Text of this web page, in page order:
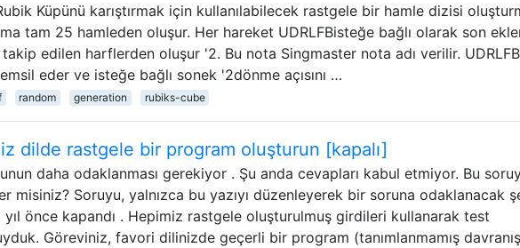
Küpünü karıştırmak için kullanılabilecek rastgele bir hamle dizisi
tam 25 hamleden oluşur. Her hareket UDRLFBisteğe bağlı olarak son
edilen harflerden oluşur '2. Bu nota Singmaster nota adı verilir.
eder ve isteğe bağlı sonek '2dönme açısını …
random generation rubiks-cube
dilde rastgele bir program oluşturun [kapalı]
daha odaklanması gerekiyor . Şu anda cevapları kabul etmiyor. Bu
misiniz? Soruyu, yalnızca bu yazıyı düzenleyerek bir soruna odaklanacak
önce kapandı . Hepimiz rastgele oluşturulmuş girdileri kullanarak test
Göreviniz, favori dilinizde geçerli bir program (tanımlanmamış